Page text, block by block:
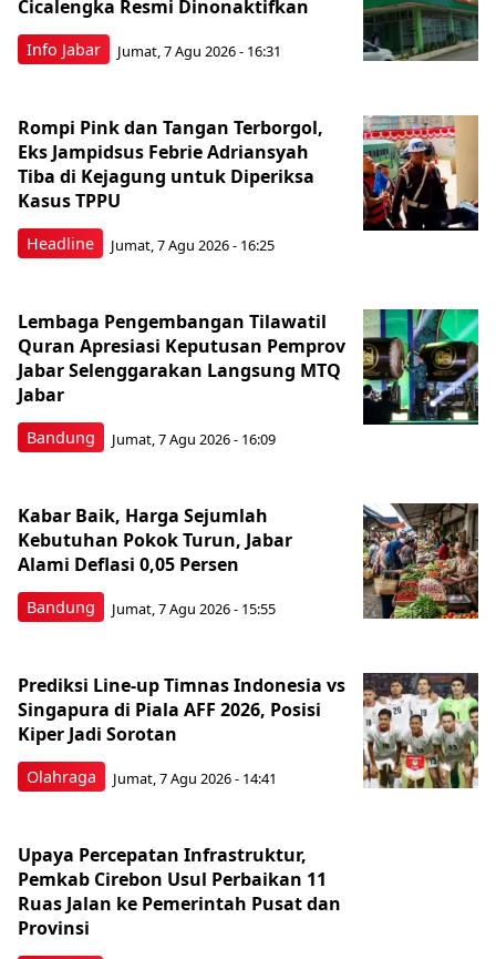
Info Jabar
Cicalengka Resmi Dinonaktifkan
Jumat, 7 Agu 2026 - 16:31
Headline
Rompi Pink dan Tangan Terborgol,
Eks Jampidsus Febrie Adriansyah
Tiba di Kejagung untuk Diperiksa
Kasus TPPU
Jumat, 7 Agu 2026 - 16:25
Bandung
Lembaga Pengembangan Tilawatil
Quran Apresiasi Keputusan Pemprov
Jabar Selenggarakan Langsung MTQ
Jabar
Jumat, 7 Agu 2026 - 16:09
Bandung
Kabar Baik, Harga Sejumlah
Kebutuhan Pokok Turun, Jabar
Alami Deflasi 0,05 Persen
Jumat, 7 Agu 2026 - 15:55
Olahraga
Prediksi Line-up Timnas Indonesia vs
Singapura di Piala AFF 2026, Posisi
Kiper Jadi Sorotan
Jumat, 7 Agu 2026 - 14:41
Upaya Percepatan Infrastruktur,
Pemkab Cirebon Usul Perbaikan 11
Ruas Jalan ke Pemerintah Pusat dan
Provinsi